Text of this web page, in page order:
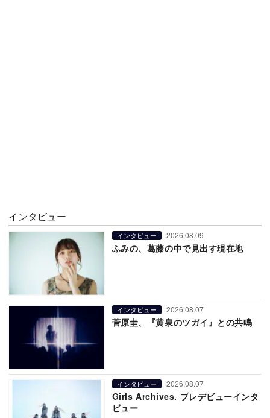
インタビュー
インタビュー 2026.08.09
ふみの、葛藤の中で見出す現在地
インタビュー 2026.08.07
菅原圭、『黄泉のツガイ』との共鳴
インタビュー 2026.08.07
Girls Archives. プレデビューインタ
ビュー